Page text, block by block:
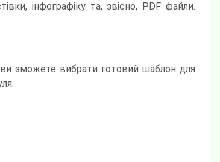
інфографіку та, звісно, PDF файли.
ви зможете вибрати готовий шаблон для